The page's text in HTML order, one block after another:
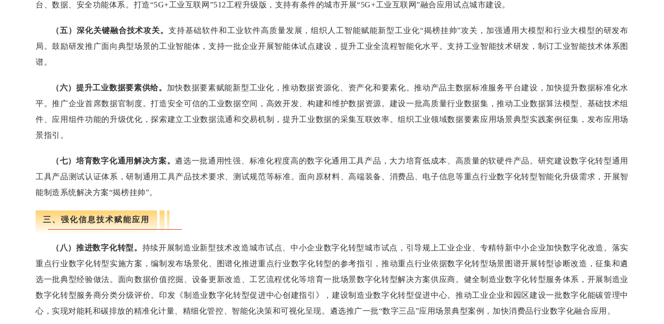
台、数据、安全功能体系。打造“5G+工业互联网”512工程升级版，支持有条件的城市开展“5G+工业互联网”融合应用试点城市建设。
（五）深化关键融合技术攻关。支持基础软件和工业软件高质量发展，组织人工智能赋能新型工业化“揭榜挂帅”攻关，加强通用大模型和行业大模型的研发布
局。鼓励研发推广面向典型场景的工业智能体，支持一批企业开展智能体试点建设，提升工业全流程智能化水平。支持工业智能技术研发，制订工业智能技术体系图
谱。
（六）提升工业数据要素供给。 加快数据要素赋能新型工业化，推动数据资源化、资产化和要素化。推动产品主数据标准服务平台建设，加快提升数据标准化水
平。推广企业首席数据官制度。打造安全可信的工业数据空间，高效开发、构建和维护数据资源。建设一批高质量行业数据集，推动工业数据算法模型、基础技术组
件、应用组件功能的升级优化，探索建立工业数据流通和交易机制，提升工业数据的采集互联效率。组织工业领域数据要素应用场景典型实践案例征集，发布应用场
景指引。
（七）培育数字化通用解决方案。遴选一批通用性强、标准化程度高的数字化通用工具产品，大力培育低成本、高质量的软硬件产品。研究建设数字化转型通用
工具产品测试认证体系，研制通用工具产品技术要求、测试规范等标准。面向原材料、高端装备、消费品、电子信息等重点行业数字化转型智能化升级需求，开展智
能制造系统解决方案“揭榜挂帅”。
三、强化信息技术赋能应用
（八）推进数字化转型。 持续开展制造业新型技术改造城市试点、中小企业数字化转型城市试点，引导规上工业企业、专精特新中小企业加快数字化改造。落实
重点行业数字化转型实施方案，编制发布场景化、图谱化推进重点行业数字化转型的参考指引，推动重点行业依据数字化转型场景图谱开展转型诊断改造，征集和遴
选一批典型经验做法。面向数据价值挖掘、设备更新改造、工艺流程优化等培育一批场景数字化转型解决方案供应商。健全制造业数字化转型服务体系，开展制造业
数字化转型服务商分类分级评价。印发《制造业数字化转型促进中心创建指引》，建设制造业数字化转型促进中心。推动工业企业和园区建设一批数字化能碳管理中
心，实现对能耗和碳排放的精准化计量、精细化管控、智能化决策和可视化呈现。遴选推广一批“数字三品”应用场景典型案例，加快消费品行业数字化融合应用。